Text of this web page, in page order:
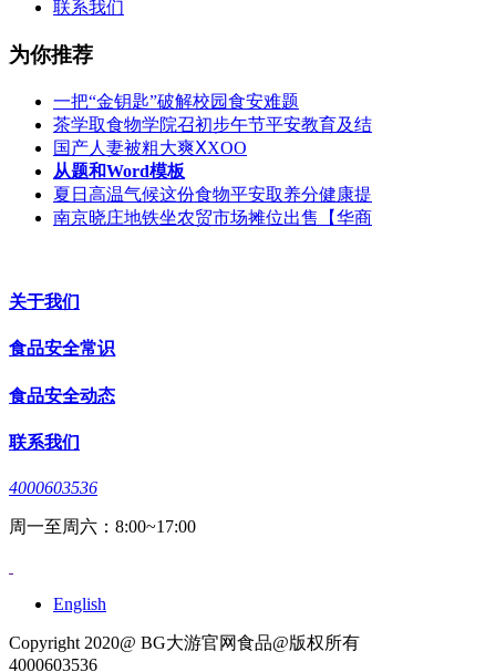
联系我们
为你推荐
一把“金钥匙”破解校园食安难题
茶学取食物学院召初步午节平安教育及结
国产人妻被粗大爽ⅩXOO
从题和Word模板
夏日高温气候这份食物平安取养分健康提
南京晓庄地铁坐农贸市场摊位出售【华商
关于我们
食品安全常识
食品安全动态
联系我们
4000603536
周一至周六：8:00~17:00
English
Copyright 2020@ BG大游官网食品@版权所有
4000603536